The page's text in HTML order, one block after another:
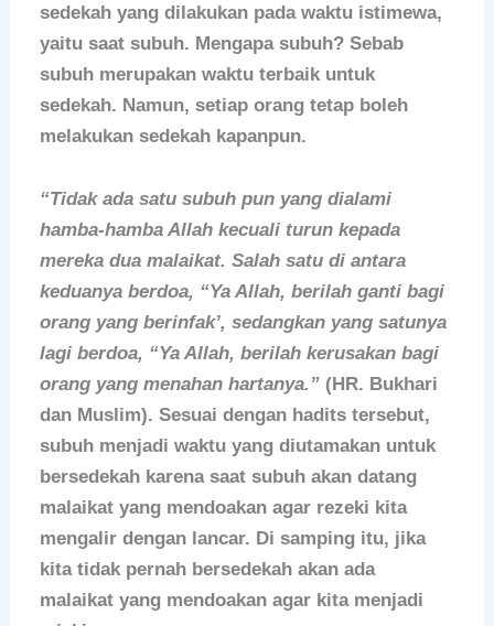
sedekah yang dilakukan pada waktu istimewa,
yaitu saat subuh. Mengapa subuh? Sebab
subuh merupakan waktu terbaik untuk
sedekah. Namun, setiap orang tetap boleh
melakukan sedekah kapanpun.
“Tidak ada satu subuh pun yang dialami
hamba-hamba Allah kecuali turun kepada
mereka dua malaikat. Salah satu di antara
keduanya berdoa, “Ya Allah, berilah ganti bagi
orang yang berinfak’, sedangkan yang satunya
lagi berdoa, “Ya Allah, berilah kerusakan bagi
orang yang menahan hartanya.” (HR. Bukhari
dan Muslim). Sesuai dengan hadits tersebut,
subuh menjadi waktu yang diutamakan untuk
bersedekah karena saat subuh akan datang
malaikat yang mendoakan agar rezeki kita
mengalir dengan lancar. Di samping itu, jika
kita tidak pernah bersedekah akan ada
malaikat yang mendoakan agar kita menjadi